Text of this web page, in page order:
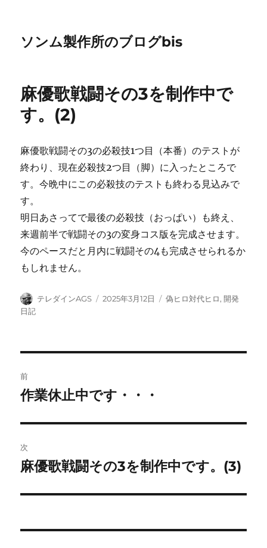
ソンム製作所のブログbis
麻優歌戦闘その3を制作中で
す。(2)
麻優歌戦闘その3の必殺技1つ目（本番）のテストが
終わり、現在必殺技2つ目（脚）に入ったところで
す。今晩中にこの必殺技のテストも終わる見込みで
す。
明日あさってで最後の必殺技（おっぱい）も終え、
来週前半で戦闘その3の変身コス版を完成させます。
今のペースだと月内に戦闘その4も完成させられるか
もしれません。
投
テレダインAGS
投
2025年3月12日
カ
偽ヒロ対代ヒロ, 開発
日記
稿
ビ
ゲ
ー
前
前
投
稿:
作業休止中です・・・
次
次
投
麻優歌戦闘その3を制作中です。(3)